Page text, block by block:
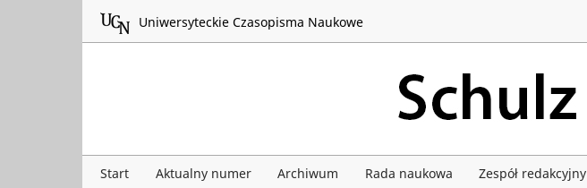
Start Aktualny numer Archiwum Rada naukowa Zespół redakcyjny
Uniwersyteckie Czasopisma Naukowe